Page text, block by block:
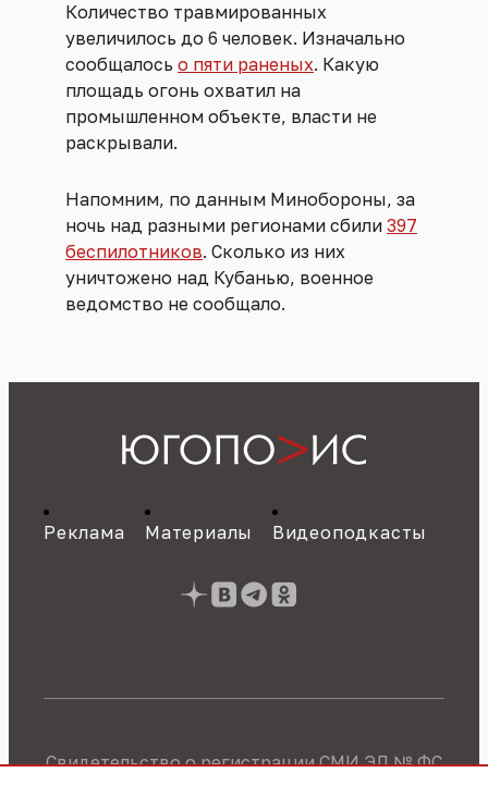
Количество травмированных
увеличилось до 6 человек. Изначально
сообщалось о пяти раненых. Какую
площадь огонь охватил на
промышленном объекте, власти не
раскрывали.
Напомним, по данным Минобороны, за
ночь над разными регионами сбили 397
беспилотников. Сколько из них
уничтожено над Кубанью, военное
ведомство не сообщало.
Реклама Материалы Видеоподкасты
Свидетельство о регистрации СМИ ЭЛ № ФС